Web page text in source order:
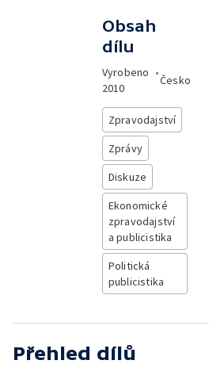
Obsah
dílu
Vyrobeno
2010
•
Česko
Zpravodajství
Zprávy
Diskuze
Ekonomické
zpravodajství
a publicistika
Politická
publicistika
Přehled dílů